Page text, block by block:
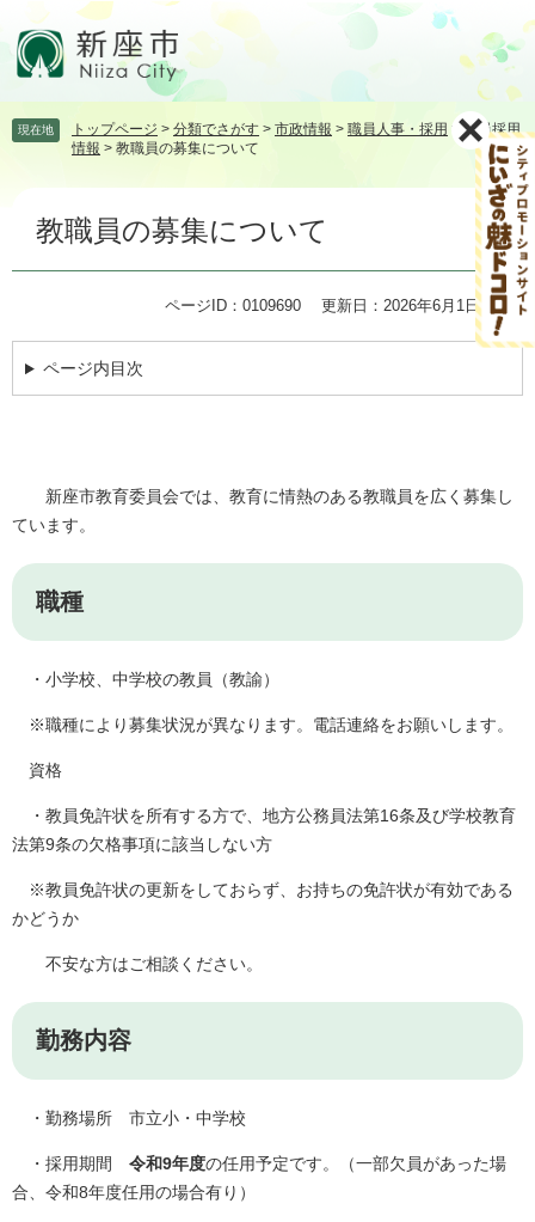
頭飛 現在地 トップページ > 分類でさがす > 市政情報 > 職員人事・採用 >職員採用
情報 > 教職員の募集について
教職員の募集について
ページID：0109690 更新日：2026年6月1日更新
ページ内目次
新座市教育委員会では、教育に情熱のある教職員を広く募集し
ています。
職種
・小学校、中学校の教員（教諭）
※職種により募集状況が異なります。電話連絡をお願いします。
資格
・教員免許状を所有する方で、地方公務員法第16条及び学校教育
法第9条の欠格事項に該当しない方
※教員免許状の更新をしておらず、お持ちの免許状が有効である
かどうか
不安な方はご相談ください。
勤務内容
・勤務場所 市立小・中学校
・採用期間 令和9年度の任用予定です。（一部欠員があった場
合、令和8年度任用の場合有り）